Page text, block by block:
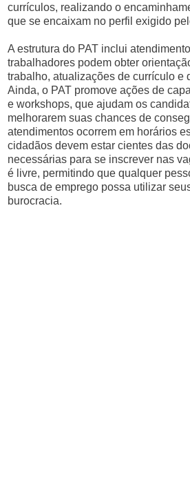
currículos, realizando o
que se encaixam no perfil exigido
A estrutura do PAT inclui
trabalhadores podem obter
trabalho, atualizações de currículo e
Ainda, o PAT promove ações de
e workshops, que ajudam os
melhorarem suas chances de
atendimentos ocorrem em horários
cidadãos devem estar cientes das
necessárias para se inscrever nas
é livre, permitindo que qualquer
busca de emprego possa utilizar
burocracia.